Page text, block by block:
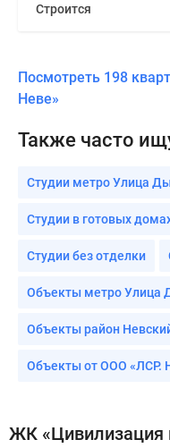
Строится
Посмотреть 198
Неве»
Также часто
Студии метро Улица
Студии в готовых
Студии без отделки
Объекты метро Улица
Объекты район
Объекты от ООО «ЛСР.
ЖК «Цивилизация